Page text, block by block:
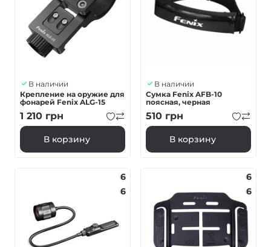
В наличии
Крепление на оружие для
фонарей Fenix ALG-15
1 210 грн
В корзину
В наличии
Сумка Fenix AFB-10
поясная, черная
510 грн
В корзину
6
6
6
6